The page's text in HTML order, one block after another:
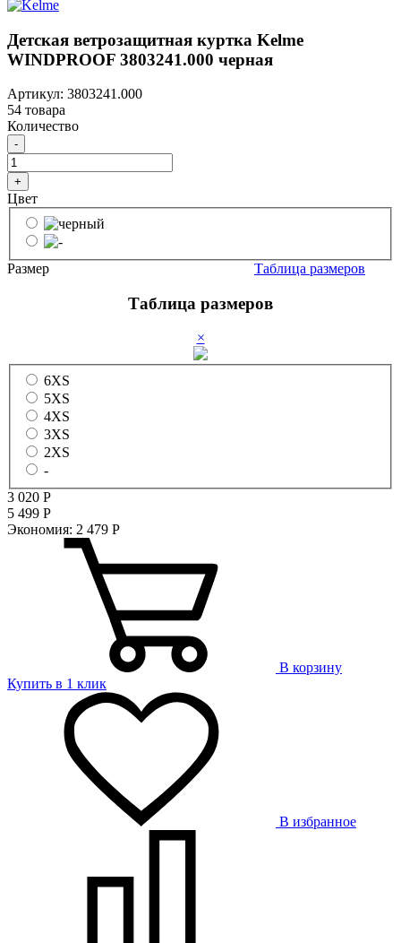
Детская ветрозащитная куртка Kelme
WINDPROOF 3803241.000 черная
Артикул: 3803241.000
54 товара
Количество
-
+
Цвет
Размер Таблица размеров
Таблица размеров
×
6XS
5XS
4XS
3XS
2XS
-
3 020 Р
5 499 Р
Экономия: 2 479 Р
В корзину
Купить в 1 клик
В избранное